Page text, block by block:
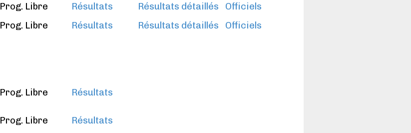
Prog. Libre Résultats Résultats détaillés
Officiels
Prog. Libre Résultats Résultats détaillés Officiels
Prog. Libre Résultats
Prog. Libre
Résultats